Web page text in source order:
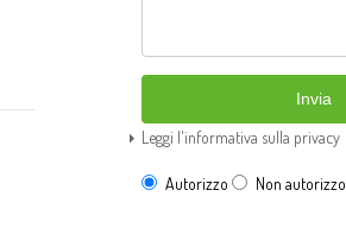
Invia
Leggi l'informativa sulla privacy
Autorizzo Non autorizzo